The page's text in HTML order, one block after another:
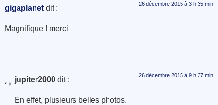
gigaplanet dit : 26 décembre 2015 à 3 h 35 min
Magnifique ! merci
jupiter2000 dit : 26 décembre 2015 à 9 h 37 min
En effet, plusieurs belles photos.